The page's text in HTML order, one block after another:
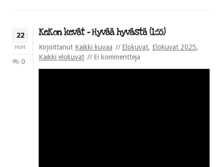
22
HUH
0
KeKon kevät – Hyvää hyvästä (1:55)
Kirjoittanut Kaikki kuvaa Elokuvat, Elokuvat 2025,
Kaikki elokuvat
Ei kommentteja